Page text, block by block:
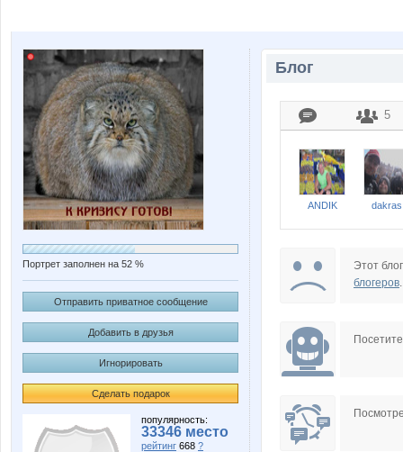
Портрет заполнен на 52 %
Отправить приватное сообщение
Добавить в друзья
Игнорировать
Сделать подарок
популярность:
33346 место
рейтинг 668 ?
Блог
5
ANDIK dakras
Этот
блогеров.